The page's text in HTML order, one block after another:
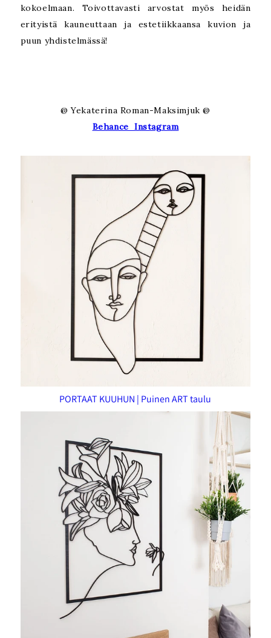
kokoelmaan. Toivottavasti arvostat myös heidän
erityistä kauneuttaan ja estetiikkaansa kuvion ja
puun yhdistelmässä!
@ Yekaterina Roman-Maksimjuk @
Behance Instagram
PORTAAT KUUHUN | Puinen ART taulu